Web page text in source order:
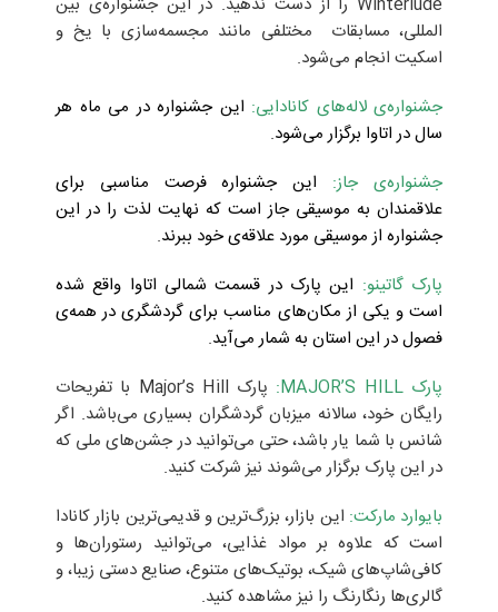
المللی، مسابقات مختلفی مانند مجسمه‌سازی با یخ و
اسکیت انجام می‌شود.
جشنواره‌ی‌ لاله‌های کانادایی: این جشنواره در می‌ ماه هر
سال در اتاوا برگزار می‌شود.
جشنواره‌ی جاز: این جشنواره فرصت مناسبی برای
علاقمندان به موسیقی جاز است که نهایت لذت را در این
جشنواره از موسیقی مورد علاقه‌ی خود ببرند.
پارک گاتینو: این پارک در قسمت شمالی اتاوا واقع شده
است و یکی از مکان‌های مناسب برای گردشگری در همه‌ی
فصول در این استان به شمار می‌آید.
پارک MAJOR’S HILL:
پارک Major’s Hill با تفریحات
رایگان خود، سالانه میزبان گردشگران بسیاری می‌باشد. اگر
شانس با شما یار باشد، حتی می‌توانید در جشن‌های ملی که
در این پارک برگزار می‌شوند نیز شرکت کنید.
بایوارد مارکت: این بازار، بزرگ‌ترین و قدیمی‌ترین بازار کانادا
است که علاوه بر مواد غذایی، می‌توانید رستوران‌ها و
کافی‌شاپ‌های شیک، بوتیک‌‌های متنوع، صنایع دستی زیبا، و
گالری‌ها رنگارنگ را نیز مشاهده کنید.